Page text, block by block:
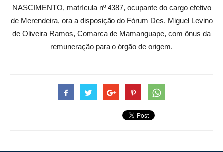
NASCIMENTO, matrícula nº 4387, ocupante do cargo efetivo
de Merendeira, ora a disposição do Fórum Des. Miguel Levino
de Oliveira Ramos, Comarca de Mamanguape, com ônus da
remuneração para o órgão de origem.